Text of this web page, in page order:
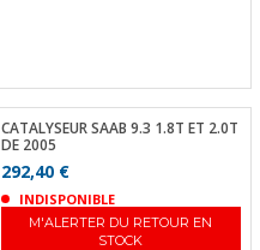
CATALYSEUR SAAB 9.3 1.8T ET 2.0T
DE 2005
292,40 €
INDISPONIBLE
M'ALERTER DU RETOUR EN
STOCK